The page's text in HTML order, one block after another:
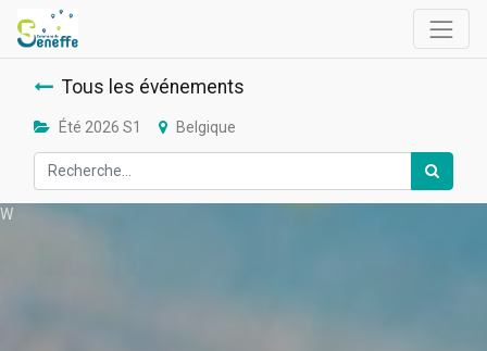
Tous les événements
Été 2026 S1 Belgique
W